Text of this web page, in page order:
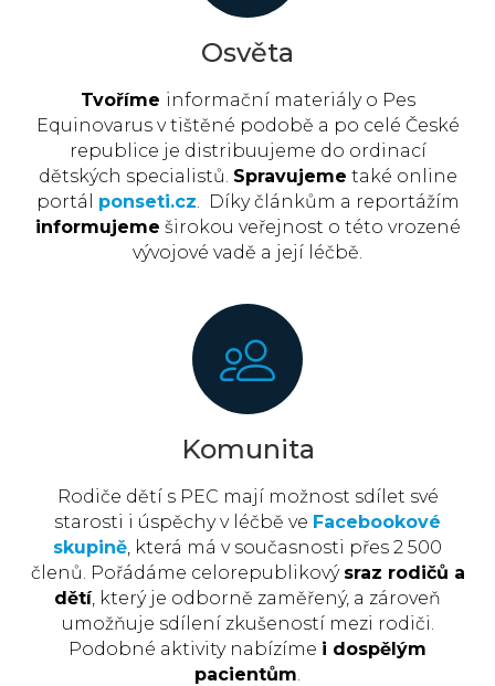
Osvěta
Tvoříme informační materiály o Pes
Equinovarus v tištěné podobě a po celé České
republice je distribuujeme do ordinací
dětských specialistů. Spravujeme také online
portál ponseti.cz. Díky článkům a reportážím
informujeme širokou veřejnost o této vrozené
vývojové vadě a její léčbě.
Komunita
Rodiče dětí s PEC mají možnost sdílet své
starosti i úspěchy v léčbě ve Facebookové
skupině, která má v současnosti přes 2 500
členů. Pořádáme celorepublikový sraz rodičů a
dětí, který je odborně zaměřený, a zároveň
umožňuje sdílení zkušeností mezi rodiči.
Podobné aktivity nabízíme i dospělým
pacientům.